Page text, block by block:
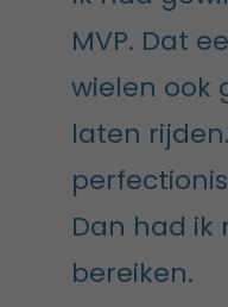
MVP. Dat
wielen ook
laten
Dan had ik
bereiken.